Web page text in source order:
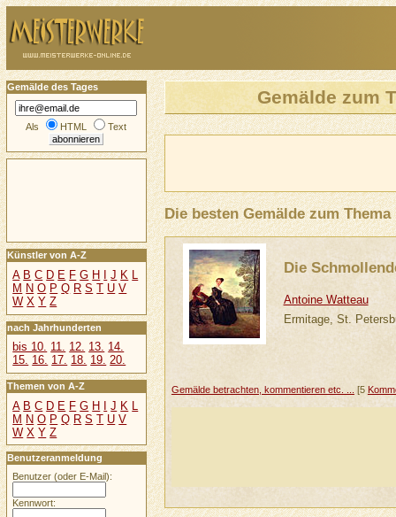
Gemälde zum
Die besten Gemälde zum Thema
Die
Antoine Watteau
Ermitage, St.
Gemälde betrachten, kommentieren etc. ... [5
Gemälde des Tages
Als HTML Text
Künstler von A-Z
A B C D E F G H J K L
M N O P Q R S T U V
W X Y Z
nach Jahrhunderten
bis 10. 11. 12. 13. 14.
15. 16. 17. 18. 19. 20.
Themen von A-Z
A B C D E F G H I J K L
M N O P Q R S T U V
W X Y Z
Benutzeranmeldung
Benutzer (oder E-Mail):
Kennwort: